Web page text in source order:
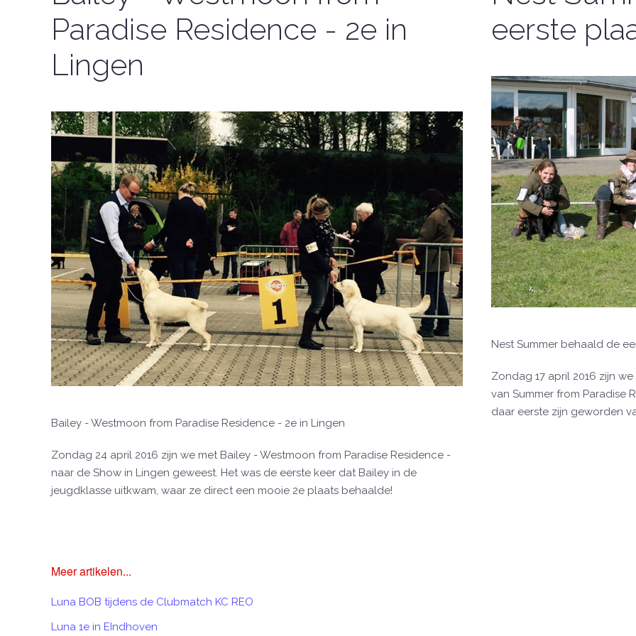
Paradise Residence - 2e in
Lingen
Bailey - Westmoon from Paradise Residence - 2e in Lingen
Zondag 24 april 2016 zijn we met Bailey - Westmoon from Paradise Residence -
naar de Show in Lingen geweest. Het was de eerste keer dat Bailey in de
jeugdklasse uitkwam, waar ze direct een mooie 2e plaats behaalde!
eerste
Nest Summer behaald de
Zondag 17 april 2016 zijn
van Summer from Paradise
daar eerste zijn geworden
Meer artikelen...
Luna BOB tijdens de Clubmatch KC REO
Luna 1e in EIndhoven